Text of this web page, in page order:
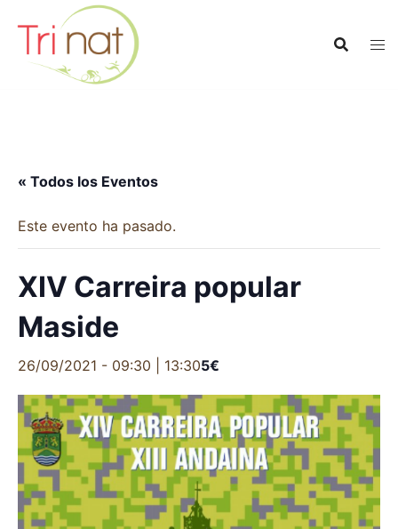
contenido
« Todos los Eventos
Este evento ha pasado.
XIV Carreira popular
Maside
26/09/2021 - 09:30 13:305€